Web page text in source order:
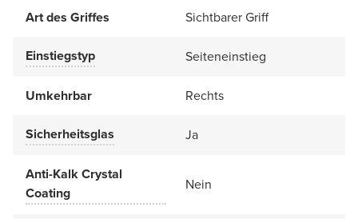
Art des Griffes Sichtbarer Griff
Einstiegstyp Seiteneinstieg
Umkehrbar Rechts
Sicherheitsglas Ja
Anti-Kalk Crystal
Coating
Nein